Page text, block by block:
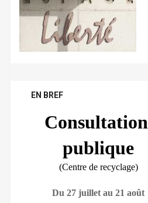
EN BREF
Consultation
publique
(Centre de recyclage)
Du 27 juillet au 21 août